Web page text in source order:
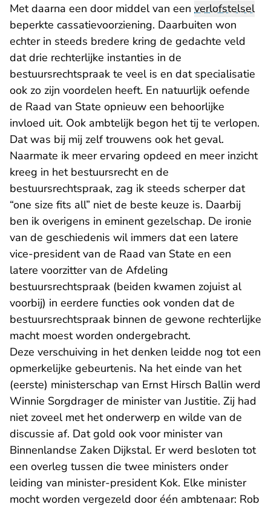
Met daarna een door middel van een verlofstelsel
beperkte cassatievoorziening. Daarbuiten won
echter in steeds bredere kring de gedachte veld
dat drie rechterlijke instanties in de
bestuursrechtspraak te veel is en dat specialisatie
ook zo zijn voordelen heeft. En natuurlijk oefende
de Raad van State opnieuw een behoorlijke
invloed uit. Ook ambtelijk begon het tij te verlopen.
Dat was bij mij zelf trouwens ook het geval.
Naarmate ik meer ervaring opdeed en meer inzicht
kreeg in het bestuursrecht en de
bestuursrechtspraak, zag ik steeds scherper dat
“one size fits all” niet de beste keuze is. Daarbij
ben ik overigens in eminent gezelschap. De ironie
van de geschiedenis wil immers dat een latere
vice-president van de Raad van State en een
latere voorzitter van de Afdeling
bestuursrechtspraak (beiden kwamen zojuist al
voorbij) in eerdere functies ook vonden dat de
bestuursrechtspraak binnen de gewone rechterlijke
macht moest worden ondergebracht.
Deze verschuiving in het denken leidde nog tot een
opmerkelijke gebeurtenis. Na het einde van het
(eerste) ministerschap van Ernst Hirsch Ballin werd
Winnie Sorgdrager de minister van Justitie. Zij had
niet zoveel met het onderwerp en wilde van de
discussie af. Dat gold ook voor minister van
Binnenlandse Zaken Dijkstal. Er werd besloten tot
een overleg tussen die twee ministers onder
leiding van minister-president Kok. Elke minister
mocht worden vergezeld door één ambtenaar: Rob